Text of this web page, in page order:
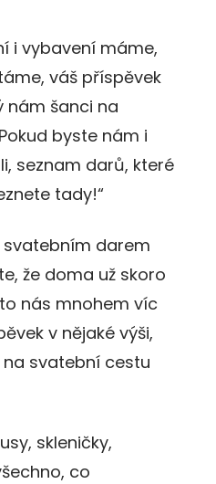
i vybavení máme,
váš příspěvek
nám šanci na
byste nám i
seznam darů, které
tady!“
svatebním darem
že doma už skoro
nás mnohem víc
v nějaké výši,
svatební cestu
skleničky,
co